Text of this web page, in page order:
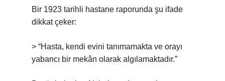
Bir 1923 tarihli hastane raporunda şu ifade
dikkat çeker:
> “Hasta, kendi evini tanımamakta ve orayı
yabancı bir mekân olarak algılamaktadır.”